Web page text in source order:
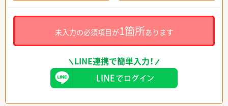
未入力の必須項目が1箇所あります
LINE連携で簡単入力！